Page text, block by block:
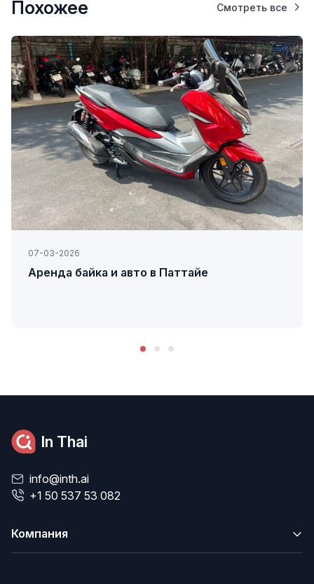
Похожее Смотреть все
07-03-2026
Аренда байка и авто в Паттайе
In Thai
info@inth.ai
+1 50 537 53 082
Компания